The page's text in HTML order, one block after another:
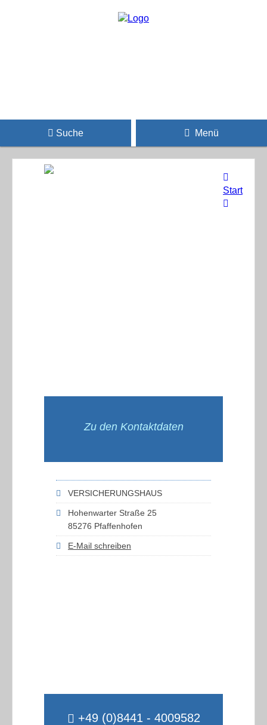
Suche Menü
Zu den Kontaktdaten
VERSICHERUNGSHAUS
Hohenwarter Straße 25
85276 Pfaffenhofen
E-Mail schreiben
+49 (0)8441 - 4009582
Start